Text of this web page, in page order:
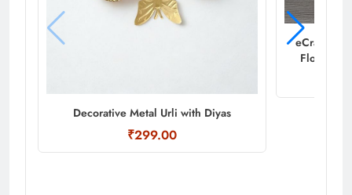
Decorative Metal Urli with Diyas
₹299.00
Flower